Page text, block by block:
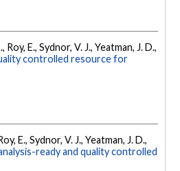
E., Sydnor, V. J., Yeatman, J. D.,
controlled resource for
E., Sydnor, V. J., Yeatman, J. D.,
ready and quality controlled